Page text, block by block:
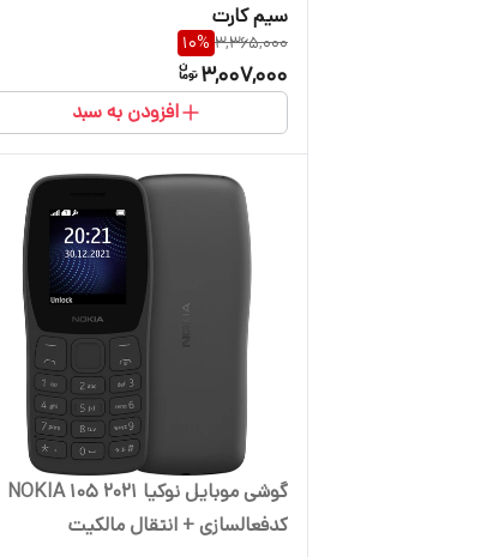
سیم‌ کارت
3,365,000
10%
3,007,000
افزودن به سبد
گوشی موبایل نوکیا NOKIA 105 2021
کدفعالسازی + انتقال مالکیت